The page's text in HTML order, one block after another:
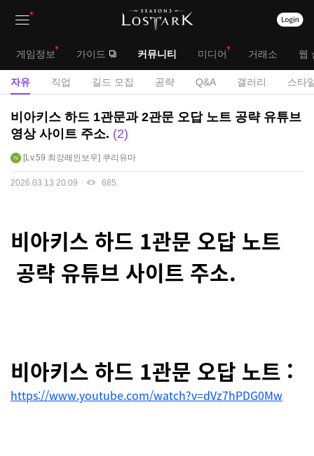
대
메
뉴
게임정보 가이드 커뮤니티 미디어 거래소 웹
서
자유 직업 길드 모집 공략 Q&A 갤러리 스타
자
유
시
비아키스 하드 1관문과 2관문 오답 노트 공략 유튜브
영상 사이트 주소.
2
Lv.59 최강레인보우 쿠리유마
2026.03.13 20:09 685
비아키스 하드 1관문 오답 노트
공략 유튜브 사이트 주소.
비아키스 하드 1관문 오답 노트 :
https://www.youtube.com/watch?v=dVz7hPDG0Mw